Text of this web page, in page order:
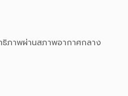
ธิภาพผ่านสภาพอากาศกลาง